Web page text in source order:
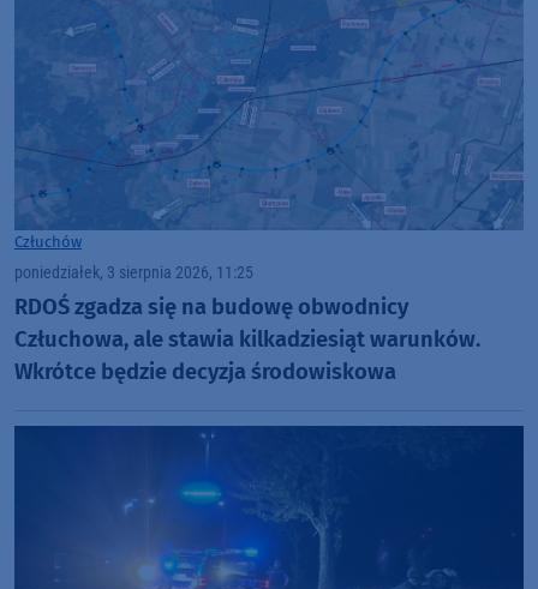
Człuchów
poniedziałek, 3 sierpnia 2026, 11:25
RDOŚ zgadza się na budowę obwodnicy
Człuchowa, ale stawia kilkadziesiąt warunków.
Wkrótce będzie decyzja środowiskowa